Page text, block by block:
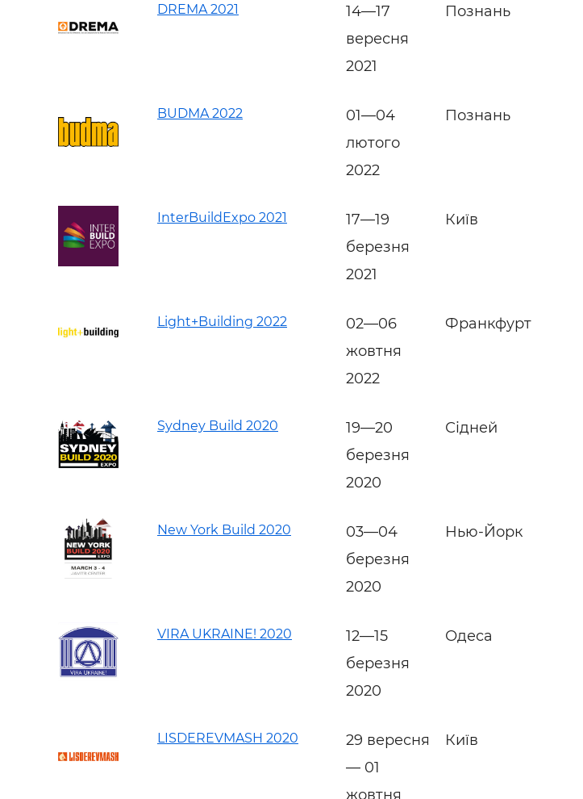
DREMA 2021
14—17
вересня
2021
Познань
BUDMA 2022
01—04
лютого
2022
Познань
InterBuildExpo 2021
17—19
березня
2021
Київ
Light+Building 2022
02—06
жовтня
2022
Франкфурт
Sydney Build 2020
19—20
березня
2020
Сідней
New York Build 2020
03—04
березня
2020
Нью-Йорк
VIRA UKRAINE! 2020
12—15
березня
2020
Одеса
LISDEREVMASH 2020
29 вересня
— 01
жовтня
Київ